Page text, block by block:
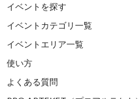
イベントを探す
イベントカテゴリ一覧
イベントエリア一覧
使い方
よくある質問